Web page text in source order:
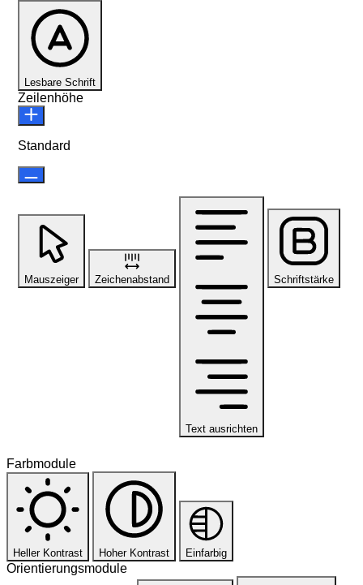
Lesbare Schrift
Zeilenhöhe
Standard
Mauszeiger Zeichenabstand
Text ausrichten
Schriftstärke
Farbmodule
Heller Kontrast Hoher Kontrast Einfarbig
Orientierungsmodule